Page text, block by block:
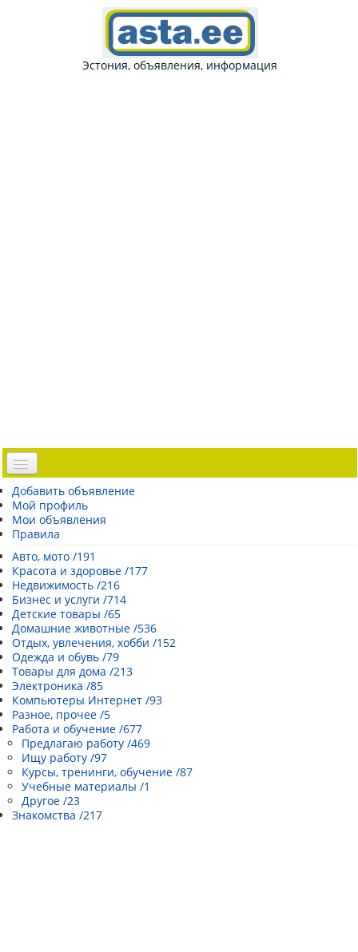
Эстония, объявления, информация
Доска объявлений
Погода Эстонии
Открытки
Каталог сайтов
| Регистрация |
Добавить объявление
Мой профиль
Мои объявления
Правила
Авто, мото /191
Красота и здоровье /177
Недвижимость /216
Бизнес и услуги /714
Детские товары /65
Домашние животные /536
Отдых, увлечения, хобби /152
Одежда и обувь /79
Товары для дома /213
Электроника /85
Компьютеры Интернет /93
Разное, прочее /5
Работа и обучение /677
Предлагаю работу /469
Ищу работу /97
Курсы, тренинги, обучение /87
Учебные материалы /1
Другое /23
Знакомства /217